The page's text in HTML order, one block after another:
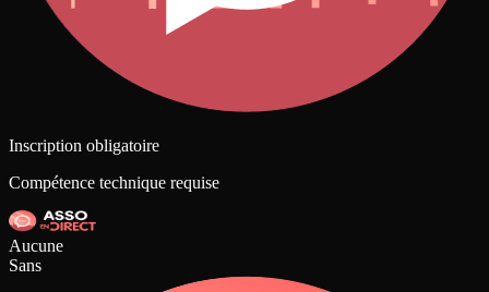
Inscription obligatoire
Compétence technique requise
Aucune
Sans